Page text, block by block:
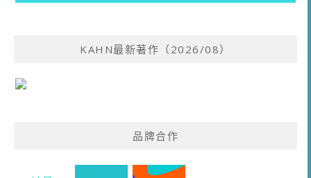
KAHN最新著作（2026/08）
品牌合作